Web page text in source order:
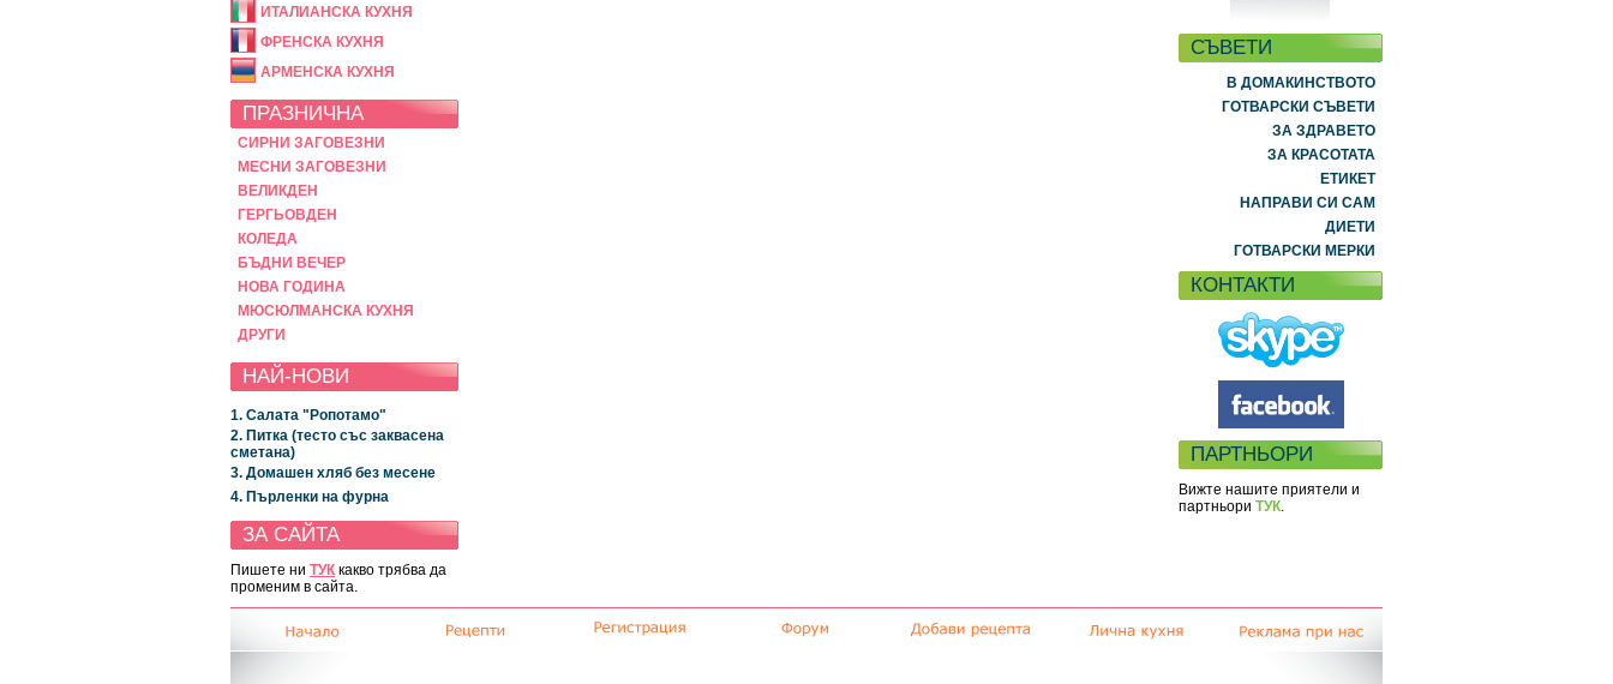
ИТАЛИАНСКА КУХНЯ
ФРЕНСКА КУХНЯ
АРМЕНСКА КУХНЯ
ПРАЗНИЧНА
СИРНИ ЗАГОВЕЗНИ
МЕСНИ ЗАГОВЕЗНИ
ВЕЛИКДЕН
ГЕРГЬОВДЕН
КОЛЕДА
БЪДНИ ВЕЧЕР
НОВА ГОДИНА
МЮСЮЛМАНСКА КУХНЯ
ДРУГИ
НАЙ-НОВИ
1. Салата "Ропотамо"
2. Питка (тесто със заквасена
сметана)
3. Домашен хляб без месене
4. Пърленки на фурна
ЗА САЙТА
Пишете ни ТУК какво трябва да
променим в сайта.
СЪВЕТИ
В ДОМАКИНСТВОТО
ГОТВАРСКИ СЪВЕТИ
ЗА ЗДРАВЕТО
ЗА КРАСОТАТА
ЕТИКЕТ
НАПРАВИ СИ САМ
ДИЕТИ
ГОТВАРСКИ МЕРКИ
КОНТАКТИ
ПАРТНЬОРИ
Вижте нашите приятели и
партньори ТУК.